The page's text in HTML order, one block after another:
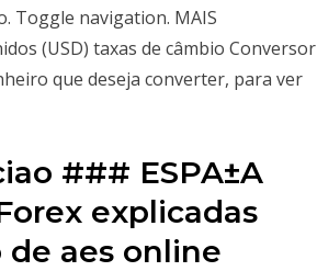
Toggle navigation. MAIS
(USD) taxas de câmbio Conversor
que deseja converter, para ver
### ESPA±A
explicadas
aes online